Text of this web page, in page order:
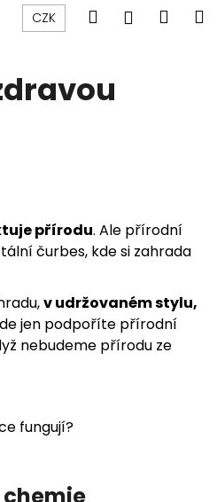
CZK Hledat
přírodu. Ale přírodní
čurbes, kde si zahrada
v udržovaném stylu,
jen podpoříte přírodní
nebudeme přírodu ze
fungují?